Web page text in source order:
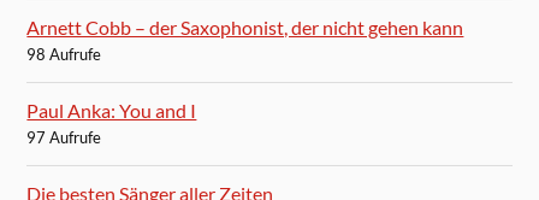
Arnett Cobb – der Saxophonist, der nicht gehen kann
98 Aufrufe
Paul Anka: You and I
97 Aufrufe
Die besten Sänger aller Zeiten